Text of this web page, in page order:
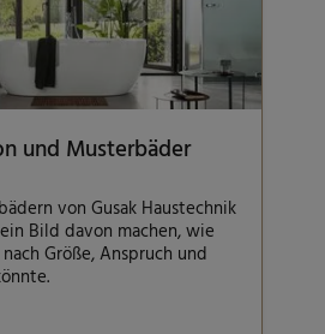
und Musterbäder
von Gusak Haustechnik
Bild davon machen, wie
Größe, Anspruch und